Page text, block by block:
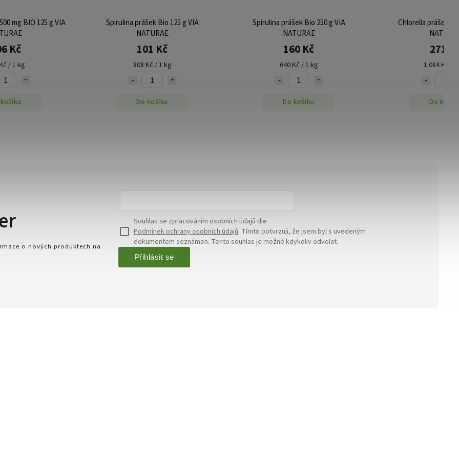
Spirulina prášek Bio 125 g VIA
Spirulina prášek Bio 250 g VIA
Chlorella prášek BIO 250 g VIA
o nových produktech na
Souhlas se zpracováním osobních údajů dle
Podmínek ochrany osobních údajů. Tímto potvrzuji, že jsem byl s uvedeným
dokumentem seznámen. Tento souhlas je možné kdykoliv odvolat.
Přihlásit se